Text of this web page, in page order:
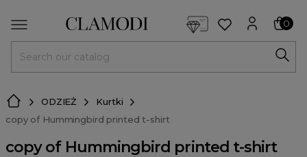
0
ODZIEŻ
Kurtki
copy of Hummingbird printed t-shirt
copy of Hummingbird printed t-shirt